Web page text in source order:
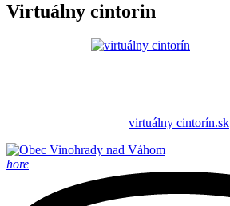
Virtuálny cintorin
virtuálny cintorín.sk
hore